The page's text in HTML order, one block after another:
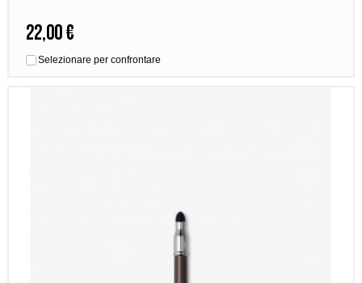
22,00 €
Selezionare per confrontare